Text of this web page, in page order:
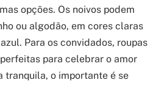
opções. Os noivos podem
ou algodão, em cores claras
Para os convidados, roupas
para celebrar o amor
tranquila, o importante é se